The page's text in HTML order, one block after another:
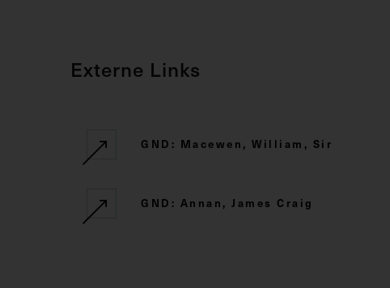
Externe Links
GND: Macewen, William, Sir
GND: Annan, James Craig